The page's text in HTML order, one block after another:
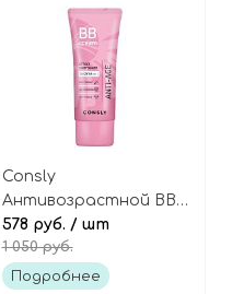
Consly
Антивозрастной BB-
крем с пептидами и
улиткой (эффект
фотошопа), Anti-age
578 руб. / шт
1 050 руб.
Подробнее